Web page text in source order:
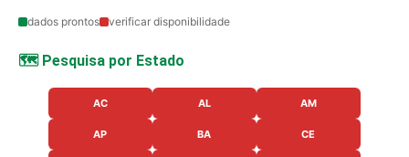
dados prontos verificar disponibilidade
🗺️ Pesquisa por Estado
AC AL AM
AP BA CE